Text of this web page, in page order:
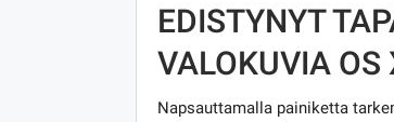
EDISTYNYT
VALOKUVIA OS
Napsauttamalla painiketta